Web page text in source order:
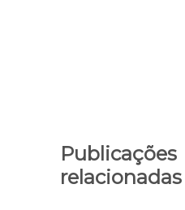
Publicações
relacionadas